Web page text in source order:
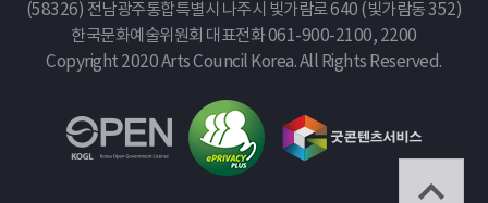
(58326) 전남광주통합특별시 나주시 빛가람로 640 (빛가람동 352)
한국문화예술위원회 대표전화 061-900-2100, 2200
Copyright 2020 Arts Council Korea. All Rights Reserved.